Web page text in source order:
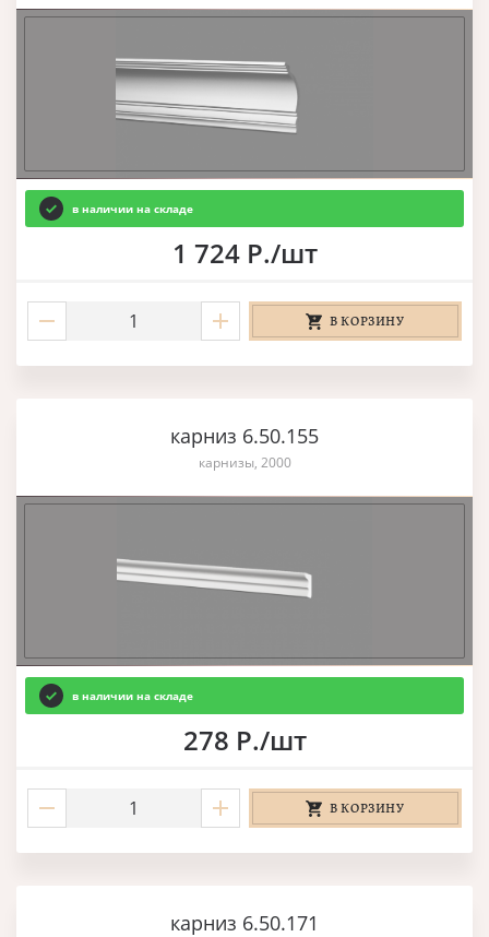
в наличии на складе
1 724 Р./шт
В КОРЗИНУ
карниз 6.50.155
карнизы, 2000
в наличии на складе
278 Р./шт
В КОРЗИНУ
карниз 6.50.171